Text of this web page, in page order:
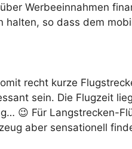
Werbeeinnahmen
halten, so dass dem
recht kurze
sein. Die Flugzeit
😉 Für Langstrecken-
aber sensationell